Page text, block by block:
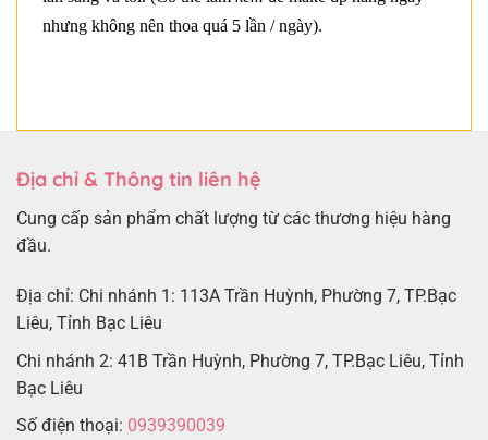
nhưng không nên thoa quá 5 lần / ngày).
Địa chỉ & Thông tin liên hệ
Cung cấp sản phẩm chất lượng từ các thương hiệu hàng
đầu.
Địa chỉ: Chi nhánh 1: 113A Trần Huỳnh, Phường 7, TP.Bạc
Liêu, Tỉnh Bạc Liêu
Chi nhánh 2: 41B Trần Huỳnh, Phường 7, TP.Bạc Liêu, Tỉnh
Bạc Liêu
Số điện thoại: 0939390039